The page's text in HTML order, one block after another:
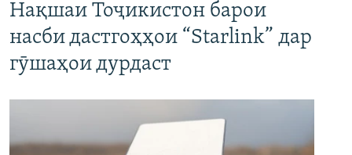
Нақшаи Тоҷикистон барои
насби дастгоҳҳои “Starlink” дар
гӯшаҳои дурдаст